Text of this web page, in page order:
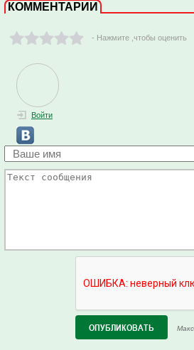
КОММЕНТАРИИ
- Нажмите ,чтобы оценить
Войти